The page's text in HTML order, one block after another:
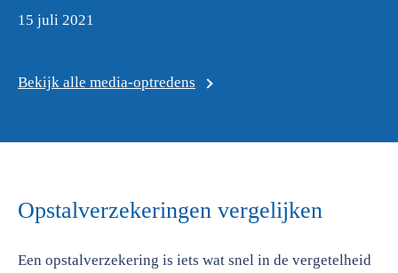
15 juli 2021
Bekijk alle media-optredens
Opstalverzekeringen vergelijken
Een opstalverzekering is iets wat snel in de vergetelheid